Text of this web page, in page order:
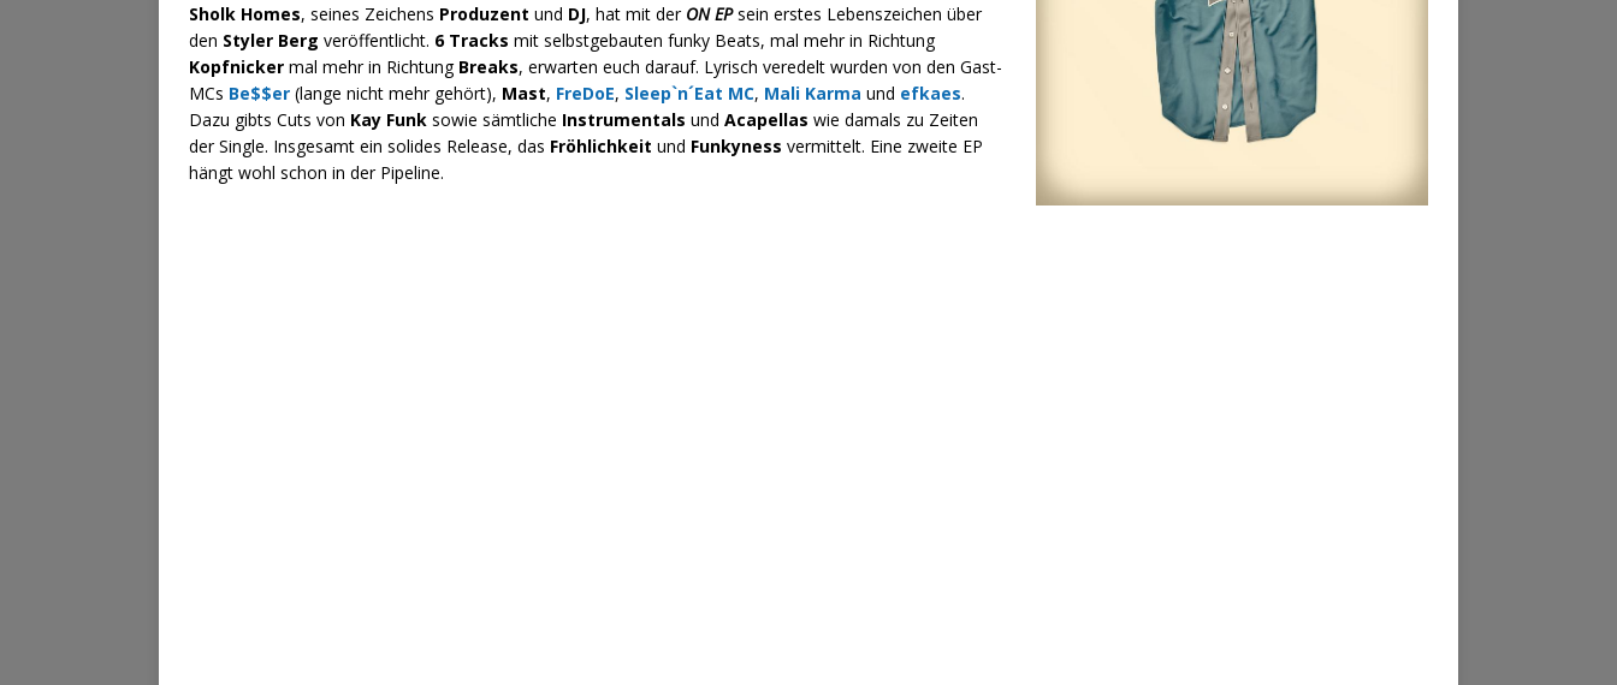
Sholk Homes, seines Zeichens Produzent und DJ, hat mit der ON EPsein erstes Lebenszeichen über
den Styler Berg veröffentlicht. 6 Tracks mit selbstgebauten funky Beats, mal mehr in Richtung
Kopfnicker mal mehr in Richtung Breaks, erwarten euch darauf. Lyrisch veredelt wurden von den Gast-
MCs Be$$er (lange nicht mehr gehört), Mast, FreDoE, Sleep`n´Eat MC, Mali Karma und efkaes.
Dazu gibts Cuts von Kay Funk sowie sämtliche Instrumentals und Acapellas wie damals zu Zeiten
der Single. Insgesamt ein solides Release, das Fröhlichkeit und Funkyness vermittelt. Eine zweite EP
hängt wohl schon in der Pipeline.